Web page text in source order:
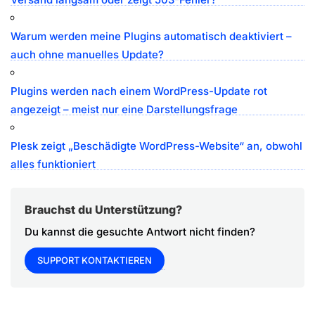
Warum werden meine Plugins automatisch deaktiviert –
auch ohne manuelles Update?
Plugins werden nach einem WordPress-Update rot
angezeigt – meist nur eine Darstellungsfrage
Plesk zeigt „Beschädigte WordPress-Website“ an, obwohl
alles funktioniert
Brauchst du Unterstützung?
Du kannst die gesuchte Antwort nicht finden?
SUPPORT KONTAKTIEREN